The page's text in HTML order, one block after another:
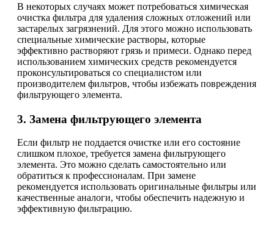
В некоторых случаях может потребоваться химическая
очистка фильтра для удаления сложных отложений или
застарелых загрязнений. Для этого можно использовать
специальные химические растворы, которые
эффективно растворяют грязь и примеси. Однако перед
использованием химических средств рекомендуется
проконсультироваться со специалистом или
производителем фильтров, чтобы избежать повреждения
фильтрующего элемента.
3. Замена фильтрующего элемента
Если фильтр не поддается очистке или его состояние
слишком плохое, требуется замена фильтрующего
элемента. Это можно сделать самостоятельно или
обратиться к профессионалам. При замене
рекомендуется использовать оригинальные фильтры или
качественные аналоги, чтобы обеспечить надежную и
эффективную фильтрацию.